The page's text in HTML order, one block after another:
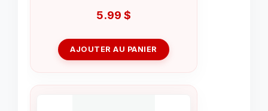
5.99 $
AJOUTER AU PANIER